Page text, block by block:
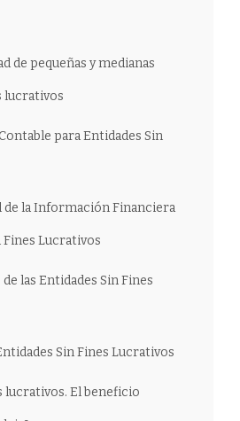
de pequeñas y medianas
lucrativos
para Entidades Sin
de la Información Financiera
Fines Lucrativos
las Entidades Sin Fines
Sin Fines Lucrativos
lucrativos. El beneficio